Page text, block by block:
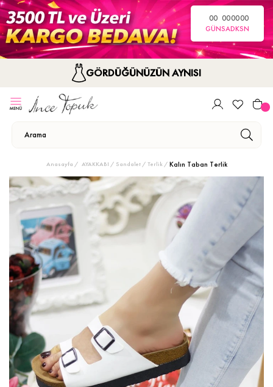
00
GÜN
00
SA
00
DK
00
SN
GÖRDÜĞÜNÜZÜN AYNISI
Anasayfa AYAKKABI Sandalet / Terlik Kalın Taban Terlik